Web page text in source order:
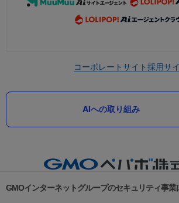
コーポレートサイト採用サ
AIへの取り組み
GMOインターネットグループのセキュリティ事業